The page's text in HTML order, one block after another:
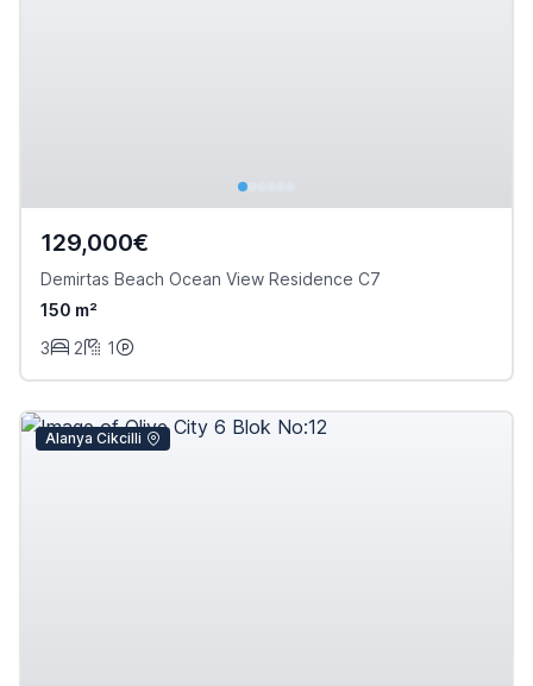
129,000€
Demirtas Beach Ocean View Residence C7
150 m²
3
2 1
Alanya Cikcilli